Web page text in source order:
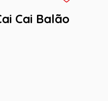
Cai Balão